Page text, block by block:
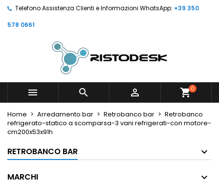
Telefono Assistenza Clienti e Informazioni WhatsApp: +39 350
578 0661
   shopping_cart0
Home Arredamento bar Retrobanco bar
Retrobanco
refrigerato-statico a scomparsa-3 vani refrigerati-con motore-
cm200x53x91h
RETROBANCO BAR
MARCHI